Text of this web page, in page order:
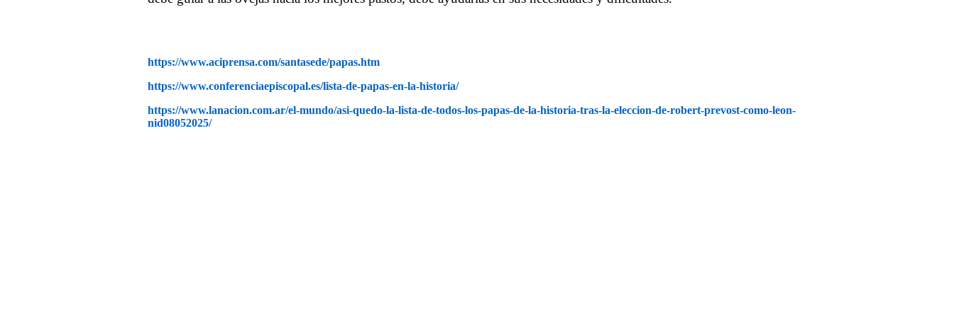
https://www.aciprensa.com/santasede/papas.htm
https://www.conferenciaepiscopal.es/lista-de-papas-en-la-historia/
https://www.lanacion.com.ar/el-mundo/asi-quedo-la-lista-de-todos-los-papas-de-la-historia-tras-la-eleccion-de-robert-prevost-como-leon-
nid08052025/